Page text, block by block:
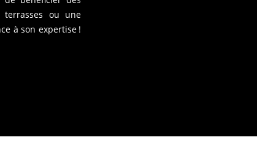
ou une
à son expertise !